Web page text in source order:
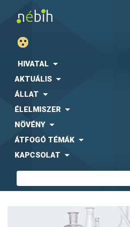
HIVATAL
AKTUÁLIS
ÁLLAT
ÉLELMISZER
NÖVÉNY
ÁTFOGÓ TÉMÁK
KAPCSOLAT